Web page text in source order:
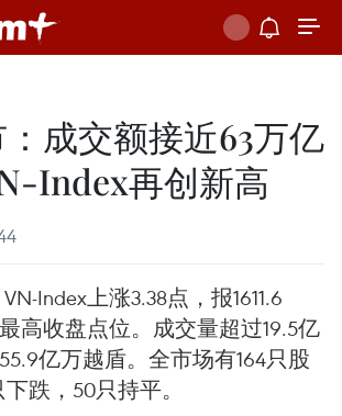
成交额接近63万亿
Index再创新高
Index上涨3.38点，报1611.6
高收盘点位。成交量超过19.5亿
亿万越盾。全市场有164只股
跌，50只持平。